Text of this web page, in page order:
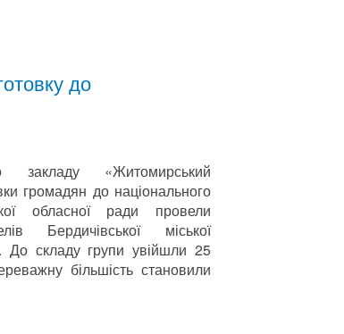
до
закладу «Житомирський
громадян до національного
обласної ради провели
Бердичівської міської
До складу групи увійшли 25
більшість становили